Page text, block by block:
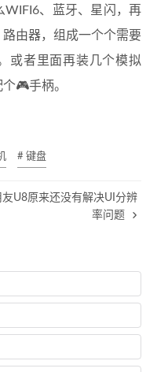
WIFI6、蓝牙、星闪，再
由器，组成一个个需要
或者里面再装几个模拟
🎮手柄。
# 键盘
友U8原来还没有解决UI分辨
率问题